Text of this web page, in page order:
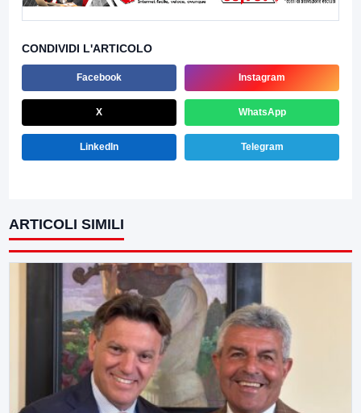
CONDIVIDI L'ARTICOLO
Facebook Instagram
X WhatsApp
LinkedIn Telegram
ARTICOLI SIMILI